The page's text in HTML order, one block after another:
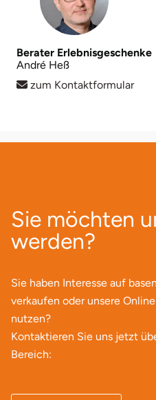
Berater Erlebnisgeschenke
André Heß
zum Kontaktformular
Sie möchten
werden?
Sie haben Interesse auf
verkaufen oder unsere
nutzen?
Kontaktieren Sie uns jetzt
Bereich: